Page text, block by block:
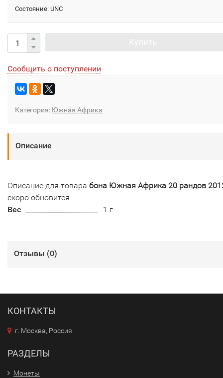
Состояние: UNC
Сообщить о поступлении
Категория: Южная Африка
Описание
Описание для товара бона Южная Африка 20 рандов
скоро обновится
Вес
1 г
Отзывы (0)
КОНТАКТЫ
г. Москва, Россия
РАЗДЕЛЫ
Монеты